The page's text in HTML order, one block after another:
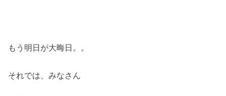
もう明日が大晦日。。
それでは、みなさん